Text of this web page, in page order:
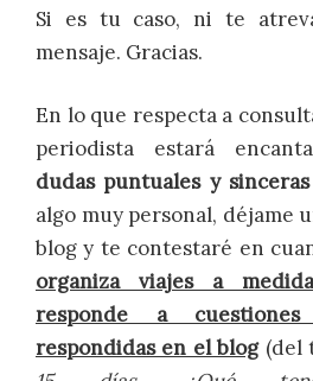
Si es tu caso, ni te
mensaje. Gracias.
En lo que respecta a
periodista estará
dudas puntuales y sinceras
algo muy personal, déjame
blog y te contestaré en
organiza viajes a
responde a
respondidas en el blog(del